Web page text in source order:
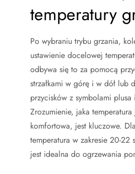
temperatury
Po wybraniu trybu grzania,
ustawienie docelowej
odbywa się to za pomocą
strzałkami w górę i w dół lub
przycisków z symbolami plusa
Zrozumienie, jaka
komfortowa, jest kluczowe.
temperatura w zakresie 20-22
jest idealna do ogrzewania